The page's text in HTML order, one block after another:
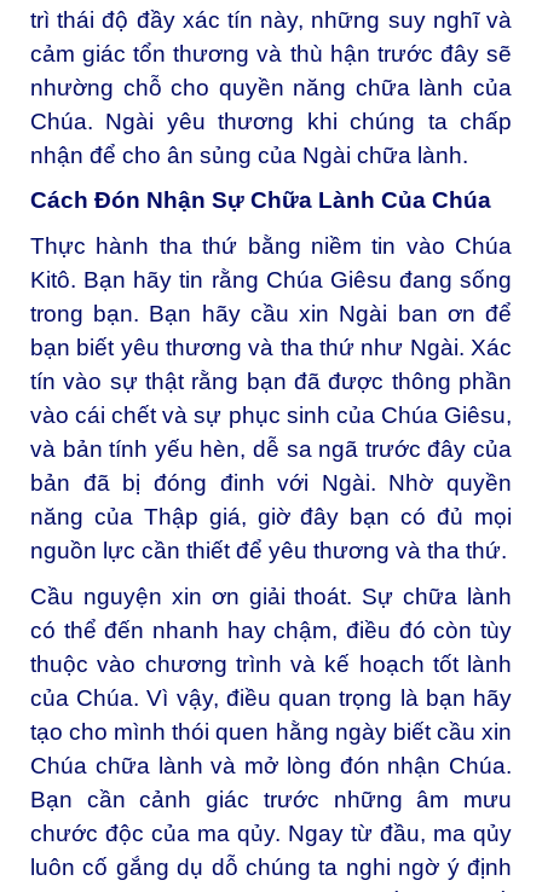
trì thái độ đầy xác tín này, những suy nghĩ và
cảm giác tổn thương và thù hận trước đây sẽ
nhường chỗ cho quyền năng chữa lành của
Chúa. Ngài yêu thương khi chúng ta chấp
nhận để cho ân sủng của Ngài chữa lành.
Cách Đón Nhận Sự Chữa Lành Của Chúa
Thực hành tha thứ bằng niềm tin vào Chúa
Kitô. Bạn hãy tin rằng Chúa Giêsu đang sống
trong bạn. Bạn hãy cầu xin Ngài ban ơn để
bạn biết yêu thương và tha thứ như Ngài. Xác
tín vào sự thật rằng bạn đã được thông phần
vào cái chết và sự phục sinh của Chúa Giêsu,
và bản tính yếu hèn, dễ sa ngã trước đây của
bản đã bị đóng đinh với Ngài. Nhờ quyền
năng của Thập giá, giờ đây bạn có đủ mọi
nguồn lực cần thiết để yêu thương và tha thứ.
Cầu nguyện xin ơn giải thoát. Sự chữa lành
có thể đến nhanh hay chậm, điều đó còn tùy
thuộc vào chương trình và kế hoạch tốt lành
của Chúa. Vì vậy, điều quan trọng là bạn hãy
tạo cho mình thói quen hằng ngày biết cầu xin
Chúa chữa lành và mở lòng đón nhận Chúa.
Bạn cần cảnh giác trước những âm mưu
chước độc của ma qủy. Ngay từ đầu, ma qủy
luôn cố gắng dụ dỗ chúng ta nghi ngờ ý định